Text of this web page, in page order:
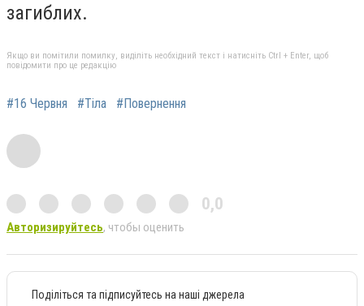
загиблих.
Якщо ви помітили помилку, виділіть необхідний текст і натисніть Ctrl + Enter, щоб
повідомити про це редакцію
#16 Червня #Тіла #Повернення
0,0
Авторизируйтесь, чтобы оценить
Поділіться та підписуйтесь на наші джерела